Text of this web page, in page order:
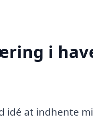
i
idé at indhente